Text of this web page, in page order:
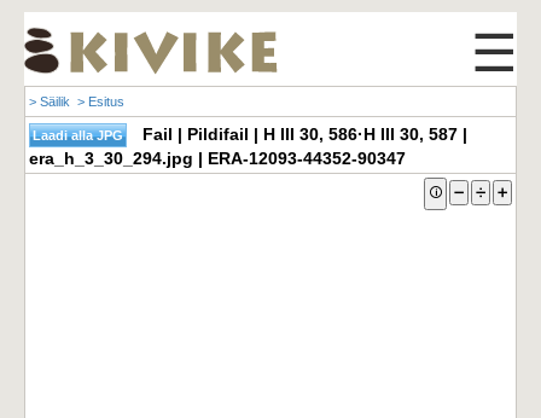
☰
> Säilik > Esitus
Fail | Pildifail | H III 30, 586·H III 30, 587 |
era_h_3_30_294.jpg | ERA-12093-44352-90347